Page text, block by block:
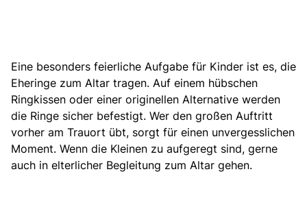
Eine besonders feierliche Aufgabe für Kinder ist es, die
Eheringe zum Altar tragen. Auf einem hübschen
Ringkissen oder einer originellen Alternative werden
die Ringe sicher befestigt. Wer den großen Auftritt
vorher am Trauort übt, sorgt für einen unvergesslichen
Moment. Wenn die Kleinen zu aufgeregt sind, gerne
auch in elterlicher Begleitung zum Altar gehen.